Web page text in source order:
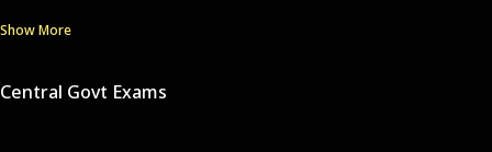
Show More
Central Govt Exams